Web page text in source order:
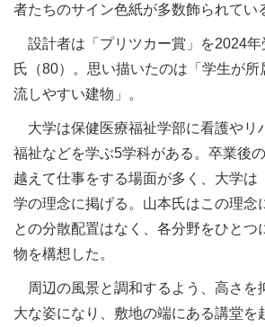
者たちのサイン色紙が多数飾られてい
設計者は「プリツカー賞」を2024年
氏（80）。思い描いたのは「学生が所
流しやすい建物」。
大学は保健医療福祉学部に看護やリ
福祉などを学ぶ5学科がある。卒業後
越えて仕事をする場面が多く、大学は
学の理念に掲げる。山本氏はこの理念
との分散配置はなく、各分野をひとつ
物を構想した。
周辺の風景と調和するよう、高さを
大な姿になり、敷地の端にある講堂を